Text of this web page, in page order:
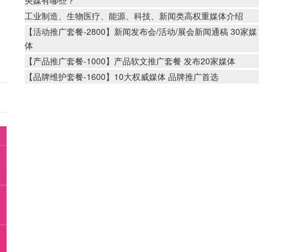
工业制造、生物医疗、能源、科技、新闻类高权重媒体介绍
【活动推广套餐-2800】新闻发布会/活动/展会新闻通稿 30家媒
体
【产品推广套餐-1000】产品软文推广套餐 发布20家媒体
【品牌维护套餐-1600】10大权威媒体 品牌推广首选